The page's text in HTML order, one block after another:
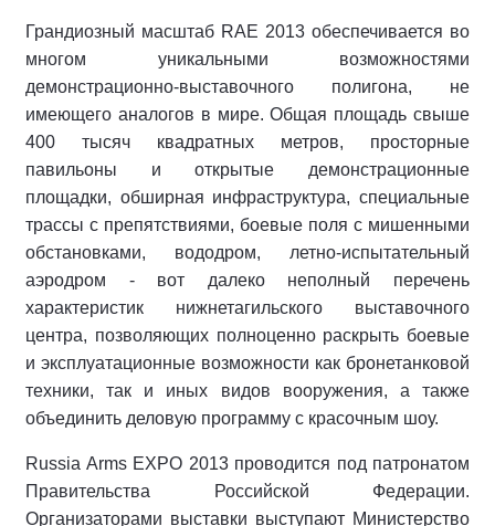
Грандиозный масштаб RAE 2013 обеспечивается во
многом уникальными возможностями
демонстрационно-выставочного полигона, не
имеющего аналогов в мире. Общая площадь свыше
400 тысяч квадратных метров, просторные
павильоны и открытые демонстрационные
площадки, обширная инфраструктура, специальные
трассы с препятствиями, боевые поля с мишенными
обстановками, вододром, летно-испытательный
аэродром - вот далеко неполный перечень
характеристик нижнетагильского выставочного
центра, позволяющих полноценно раскрыть боевые
и эксплуатационные возможности как бронетанковой
техники, так и иных видов вооружения, а также
объединить деловую программу с красочным шоу.
Russia Arms EXPO 2013 проводится под патронатом
Правительства Российской Федерации.
Организаторами выставки выступают Министерство